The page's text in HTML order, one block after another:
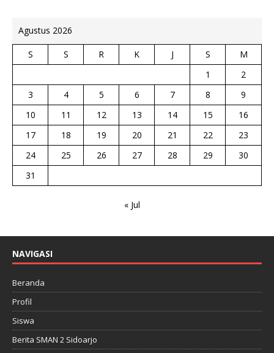
Agustus 2026
S S R K J S
M
1
2
3
4 5 6 7 8
9
10
11 12 13 14 15
16
17
18 19 20 21 22
23
24
25 26 27 28 29
30
31
« Jul
NAVIGASI
Beranda
Profil
Siswa
Berita SMAN 2 Sidoarjo